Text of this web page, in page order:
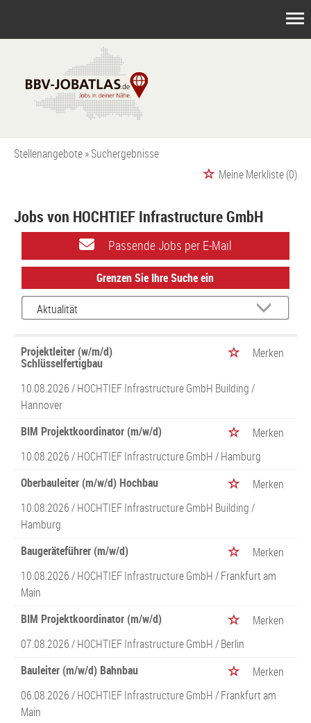
Stellenangebote Suchergebnisse
Meine Merkliste(0)
Jobs von HOCHTIEF Infrastructure GmbH
Passende Jobs per E-Mail
Grenzen Sie Ihre Suche ein
Projektleiter (w/m/d)
Schlüsselfertigbau
Merken
10.08.2026 /HOCHTIEF Infrastructure GmbH Building/
Hannover
BIM Projektkoordinator (m/w/d)
Merken
10.08.2026 /HOCHTIEF Infrastructure GmbH/ Hamburg
Oberbauleiter (m/w/d) Hochbau
Merken
10.08.2026 /HOCHTIEF Infrastructure GmbH Building/
Hamburg
Baugeräteführer (m/w/d)
Merken
10.08.2026 /HOCHTIEF Infrastructure GmbH/ Frankfurt am
Main
BIM Projektkoordinator (m/w/d)
Merken
07.08.2026 /HOCHTIEF Infrastructure GmbH/ Berlin
Bauleiter (m/w/d) Bahnbau
Merken
06.08.2026 /HOCHTIEF Infrastructure GmbH/ Frankfurt am
Main